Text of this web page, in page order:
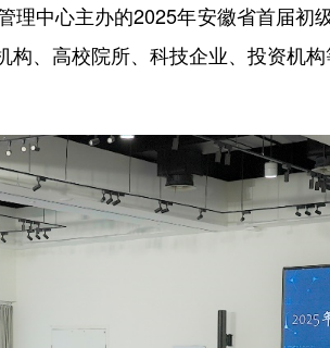
中心主办的2025年安徽省首届初
、高校院所、科技企业、投资机构